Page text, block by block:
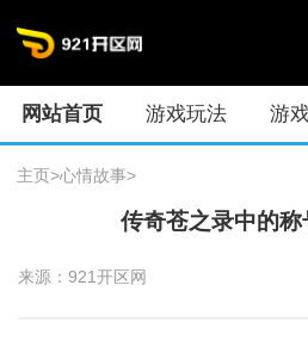
网站首页 游戏玩法 游
主页>心情故事>
传奇苍之录中的
来源：921开区网